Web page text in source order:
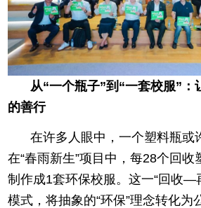
从“一个瓶子”到“一套校服”：
的善行
在许多人眼中，一个塑料瓶或
在“春雨新生”项目中，每28个回收
制作成1套环保校服。这一“回收
模式，将抽象的“环保”理念转化为